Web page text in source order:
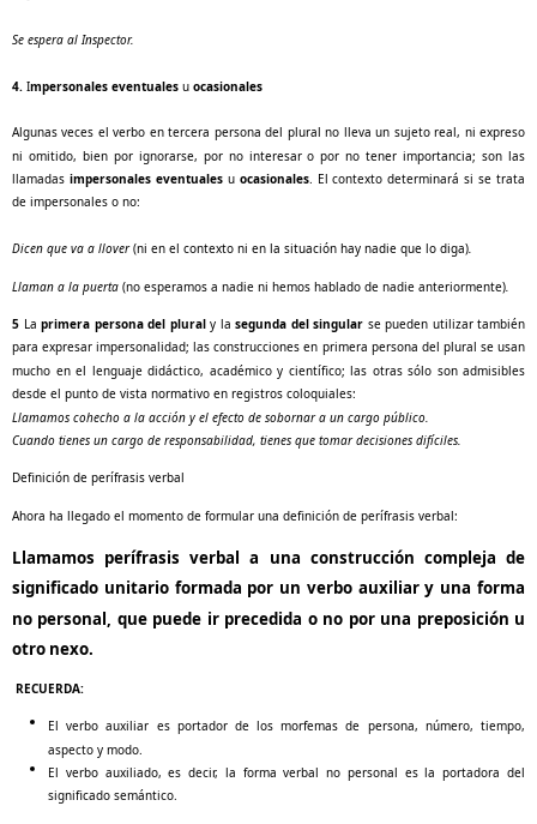
Se espera al Inspector.
4. Impersonales eventuales u ocasionales
Algunas veces el verbo en tercera persona del plural no lleva un sujeto real, ni expreso
ni omitido, bien por ignorarse, por no interesar o por no tener importancia; son las
llamadas impersonales eventualesu ocasionales. El contexto determinará si se trata
de impersonales o no:
Dicen que va a llover(ni en el contexto ni en la situación hay nadie que lo diga).
Llaman a la puerta (no esperamos a nadie ni hemos hablado de nadie anteriormente).
5 La primera persona del pluraly la segunda del singular se pueden utilizar también
para expresar impersonalidad; las construcciones en primera persona del plural se usan
mucho en el lenguaje didáctico, académico y científico; las otras sólo son admisibles
desde el punto de vista normativo en registros coloquiales:
Llamamos cohecho a la acción y el efecto de sobornar a un cargo público.
Cuando tienes un cargo de responsabilidad, tienes que tomar decisiones difíciles.
Definición de perífrasis verbal
Ahora ha llegado el momento de formular una definición de perífrasis verbal:
Llamamos perífrasis verbal a una construcción compleja de
significado unitario formada por un verbo auxiliar y una forma
no personal, que puede ir precedida o no por una preposición u
otro nexo.
RECUERDA:
El verbo auxiliar es portador de los morfemas de persona, número, tiempo,
aspecto y modo.
El verbo auxiliado, es decir, la forma verbal no personal es la portadora del
significado semántico.